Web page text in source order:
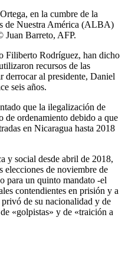
en la cumbre de la
de Nuestra América (ALBA)
Juan Barreto, AFP.
Filiberto Rodríguez, han dicho
recursos de las
derrocar al presidente, Daniel
seis años.
que la ilegalización de
de ordenamiento debido a que
en Nicaragua hasta 2018
y social desde abril de 2018,
elecciones de noviembre de
para un quinto mandato -el
contendientes en prisión y a
de su nacionalidad y de
«golpistas» y de «traición a